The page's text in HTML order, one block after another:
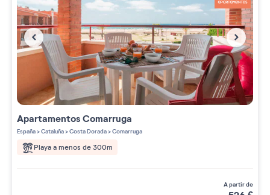
ApartamentosComarruga
España>Cataluña>Costa Dorada>Comarruga
Playa a menos de 300m
a partir de